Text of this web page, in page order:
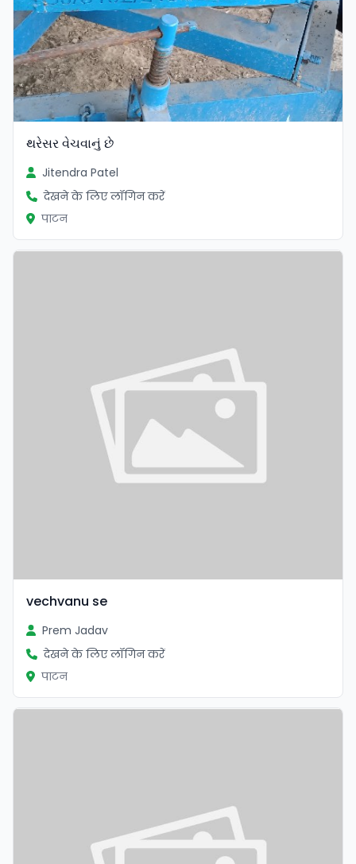
થરેસર વેચવાનું છે
Jitendra Patel
देखने के लिए लॉगिन करें
पाटन
vechvanu se
Prem Jadav
देखने के लिए लॉगिन करें
पाटन